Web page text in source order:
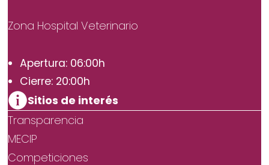
Zona Hospital Veterinario
Apertura: 06:00h
Cierre: 20:00h
Sitios de interés
Transparencia
MECIP
Competiciones